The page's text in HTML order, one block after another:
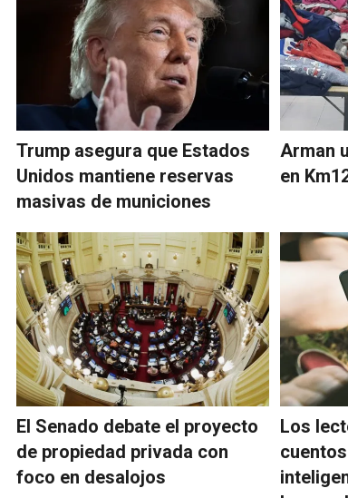
Trump asegura que Estados
Unidos mantiene reservas
masivas de municiones
Arman
en
El Senado debate el proyecto
de propiedad privada con
foco en desalojos
Los